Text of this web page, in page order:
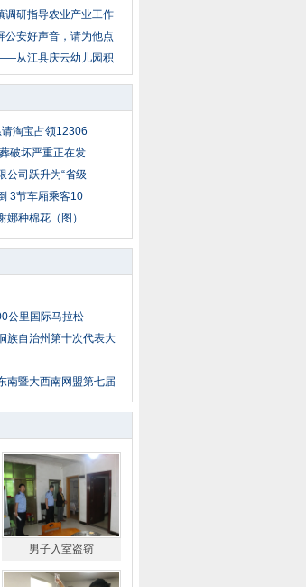
调研指导农业产业工作
公安好声音，请为他点
从江县庆云幼儿园积
淘宝占领12306
破坏严重正在发
公司跃升为“省级
3节车厢乘客10
种棉花（图）
公里国际马拉松
族自治州第十次代表大
南暨大西南网盟第七届
男子入室盗窃